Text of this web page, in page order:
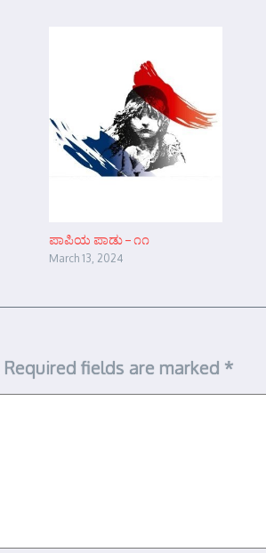
ಪಾಪಿಯ ಪಾಡು – ೧೧
March 13, 2024
Required fields are marked *